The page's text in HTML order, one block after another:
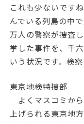
これも少ないです
んでいる列島の中
万人の警察が捜査
挙した事件を、千
いう状況です。検
東京地検特捜部
よくマスコミか
上げられる東京地